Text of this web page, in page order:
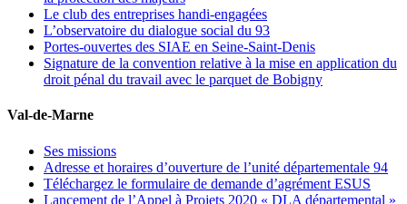
Le club des entreprises handi-engagées
L’observatoire du dialogue social du 93
Portes-ouvertes des SIAE en Seine-Saint-Denis
Signature de la convention relative à la mise en application du
droit pénal du travail avec le parquet de Bobigny
Val-de-Marne
Ses missions
Adresse et horaires d’ouverture de l’unité départementale 94
Téléchargez le formulaire de demande d’agrément ESUS
Lancement de l’Appel à Projets 2020 « DLA départemental »